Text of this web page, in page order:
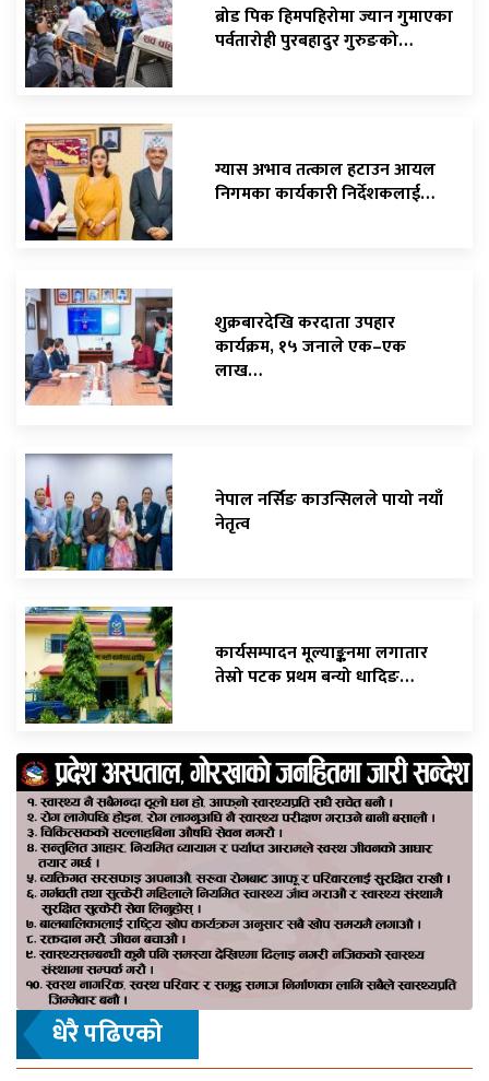
ब्रोड पिक हिमपहिरोमा ज्यान गुमाएका
पर्वतारोही पुरबहादुर गुरुङको…
ग्यास अभाव तत्काल हटाउन आयल
निगमका कार्यकारी निर्देशकलाई…
शुक्रबारदेखि करदाता उपहार
कार्यक्रम, १५ जनाले एक–एक
लाख…
नेपाल नर्सिङ काउन्सिलले पायो नयाँ
नेतृत्व
कार्यसम्पादन मूल्याङ्कनमा लगातार
तेस्रो पटक प्रथम बन्यो धादिङ…
धेरै पढिएको